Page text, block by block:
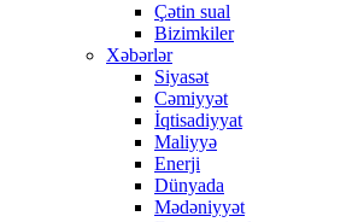
Çətin sual
Bizimkiler
Xəbərlər
Siyasət
Cəmiyyət
İqtisadiyyat
Maliyyə
Enerji
Dünyada
Mədəniyyət